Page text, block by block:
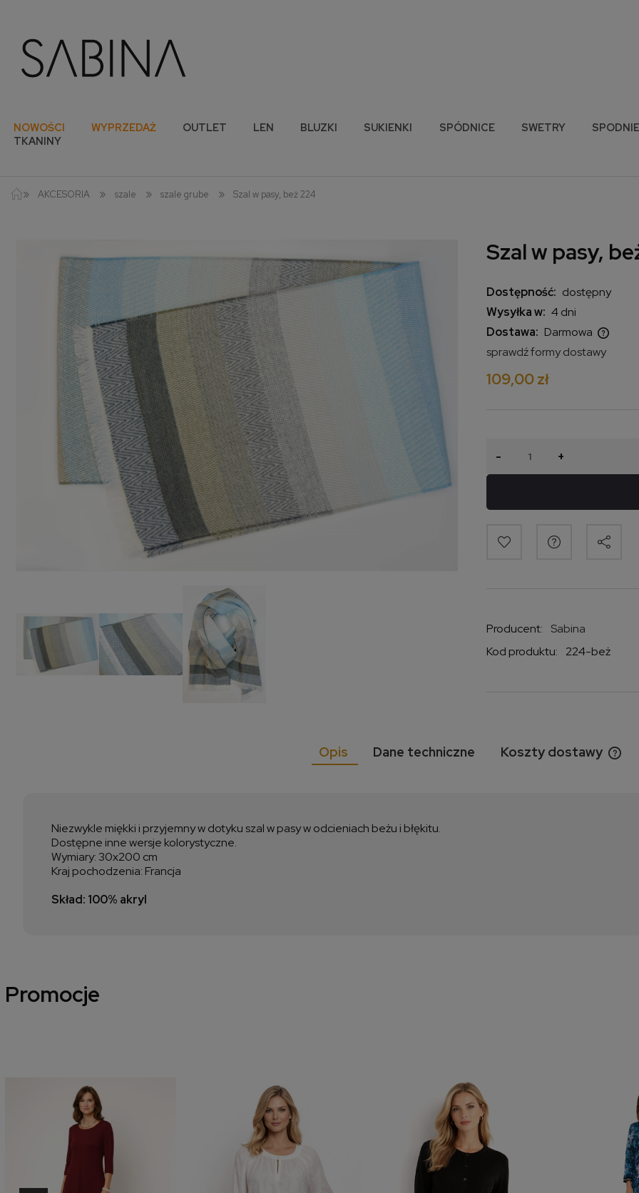
NOWOŚCI WYPRZEDAŻ OUTLET LEN BLUZKI SUKIENKI SPÓDNICE SWETRY
SPODNIE
TKANINY
» AKCESORIA » szale » szale grube » Szal w pasy, beż 224
Szal w pasy,
Dostępność: dostępny
Wysyłka w: 4 dni
Dostawa: Darmowa
kosztów płatności
sprawdź formy dostawy
109,00 zł
- +
Producent:
Sabina
Kod produktu:
224-beż
Opis Dane techniczne Koszty dostawy
Niezwykle miękki i przyjemny w dotyku szal w pasy w odcieniach beżu i błękitu.
Dostępne inne wersje kolorystyczne.
Wymiary: 30x200 cm
Kraj pochodzenia: Francja
Skład: 100% akryl
Promocje